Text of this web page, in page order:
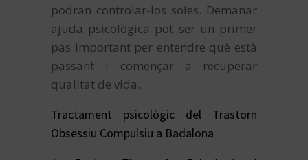
podran controlar-los soles. Demanar
ajuda psicològica pot ser un primer
pas important per entendre què està
passant i començar a recuperar
qualitat de vida.
Tractament psicològic del Trastorn
Obsessiu Compulsiu a Badalona